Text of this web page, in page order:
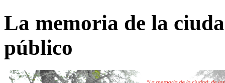
La memoria de la
público